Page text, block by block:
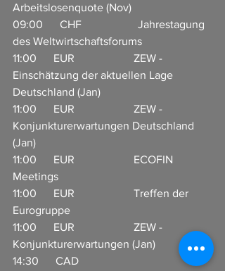
Arbeitslosenquote (Nov)
09:00      CHF                    Jahrestagung
des Weltwirtschaftsforums
11:00      EUR                     ZEW -
Einschätzung der aktuellen Lage
Deutschland (Jan)
11:00      EUR                     ZEW -
Konjunkturerwartungen Deutschland
(Jan)
11:00      EUR                     ECOFIN
Meetings
11:00      EUR                     Treffen der
Eurogruppe
11:00      EUR                     ZEW -
Konjunkturerwartungen (Jan)
14:30      CAD